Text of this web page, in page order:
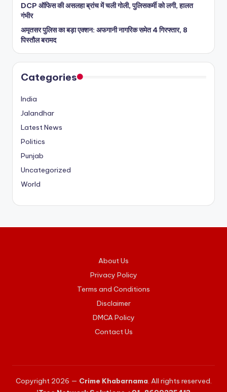
DCP ऑफिस की असलहा ब्रांच में चली गोली, पुलिसकर्मी को लगी, हालत
गंभीर
अमृतसर पुलिस का बड़ा एक्शन: अफगानी नागरिक समेत 4 गिरफ्तार, 8
पिस्तौल बरामद
Categories
India
Jalandhar
Latest News
Politics
Punjab
Uncategorized
World
About Us
Privacy Policy
Terms and Conditions
Disclaimer
DMCA Policy
Contact Us
Copyright 2026 — Crime Khabarnama. All rights reserved.